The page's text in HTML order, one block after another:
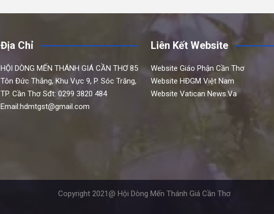
Địa Chỉ
HỘI DÒNG MẾN THÁNH GIÁ CẦN THƠ 85
Tôn Đức Thắng, Khu Vực 9, P. Sóc Trăng,
TP. Cần Thơ Sđt: 0299 3820 484
Email:hdmtgst@gmail.com
Liên Kết Website
Website Giáo Phận Cần Thơ
Website HĐGM Việt Nam
Website Vatican News.Va
Copyright 2021@ Hội Dòng Mến Thánh Giá Cần Thơ